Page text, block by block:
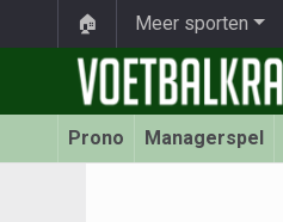
🏠 Meer sporten
Prono Managerspel